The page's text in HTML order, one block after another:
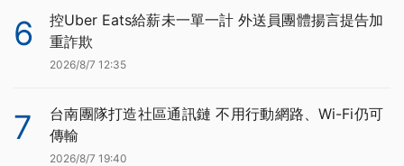
6
控Uber Eats給薪未一單一計 外送員團體揚言提告加
重詐欺
2026/8/7 12:35
7
台南團隊打造社區通訊鏈 不用行動網路、Wi-Fi仍可
傳輸
2026/8/7 19:40